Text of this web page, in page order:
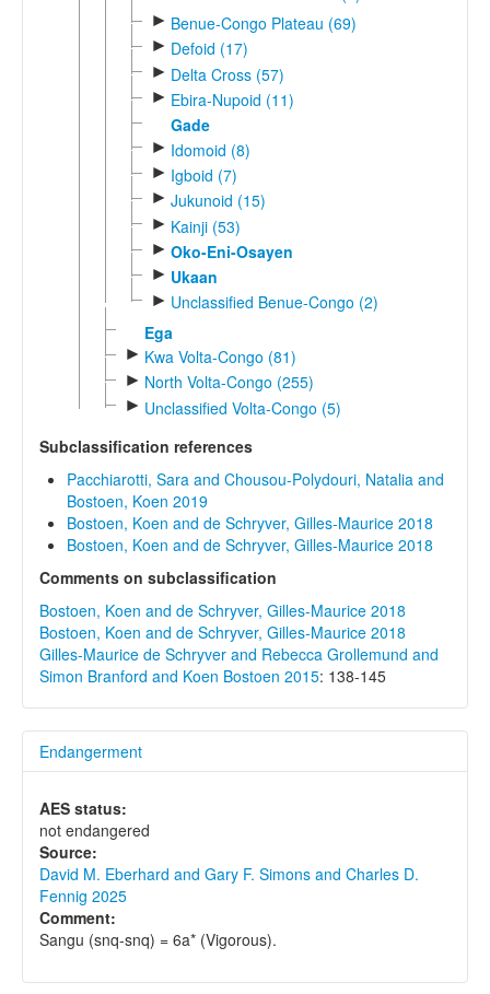
► Benue-Congo Plateau (69)
► Defoid (17)
► Delta Cross (57)
► Ebira-Nupoid (11)
Gade
► Idomoid (8)
► Igboid (7)
► Jukunoid (15)
► Kainji (53)
► Oko-Eni-Osayen
► Ukaan
► Unclassified Benue-Congo (2)
Ega
► Kwa Volta-Congo (81)
► North Volta-Congo (255)
► Unclassified Volta-Congo (5)
Subclassification references
Pacchiarotti, Sara and Chousou-Polydouri, Natalia and
Bostoen, Koen 2019
Bostoen, Koen and de Schryver, Gilles-Maurice 2018
Bostoen, Koen and de Schryver, Gilles-Maurice 2018
Comments on subclassification
Bostoen, Koen and de Schryver, Gilles-Maurice 2018
Bostoen, Koen and de Schryver, Gilles-Maurice 2018
Gilles-Maurice de Schryver and Rebecca Grollemund and
Simon Branford and Koen Bostoen 2015: 138-145
Endangerment
AES status:
not endangered
Source:
David M. Eberhard and Gary F. Simons and Charles D.
Fennig 2025
Comment:
Sangu (snq-snq) = 6a* (Vigorous).